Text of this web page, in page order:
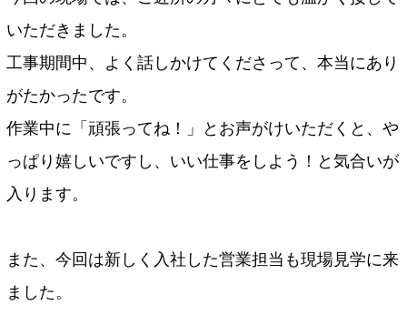
いただきました。
工事期間中、よく話しかけてくださって、本当にあり
がたかったです。
作業中に「頑張ってね！」とお声がけいただくと、や
っぱり嬉しいですし、いい仕事をしよう！と気合いが
入ります。
また、今回は新しく入社した営業担当も現場見学に来
ました。